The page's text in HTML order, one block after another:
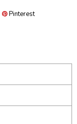
Pinterest